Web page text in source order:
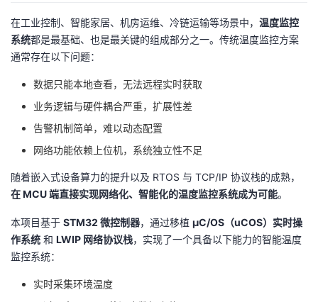
动
关
注
的
开
者
堂
我
我
的
Programs
我
支
我
的
我
在工业控制、智能家居、机房运维、冷链运输等场景中， 温度监控
系统都是最基础、也是最关键的组成部分之一。传统温度监控方案
通常存在以下问题：
数据只能本地查看，无法远程实时获取
业务逻辑与硬件耦合严重，扩展性差
告警机制简单，难以动态配置
网络功能依赖上位机，系统独立性不足
随着嵌入式设备算力的提升以及 RTOS 与 TCP/IP 协议栈的成熟，
在 MCU 端直接实现网络化、智能化的温度监控系统成为可能。
本项目基于 STM32 微控制器，通过移植 μC/OS（uCOS）实时操
作系统 和 LWIP 网络协议栈，实现了一个具备以下能力的智能温度
监控系统：
实时采集环境温度